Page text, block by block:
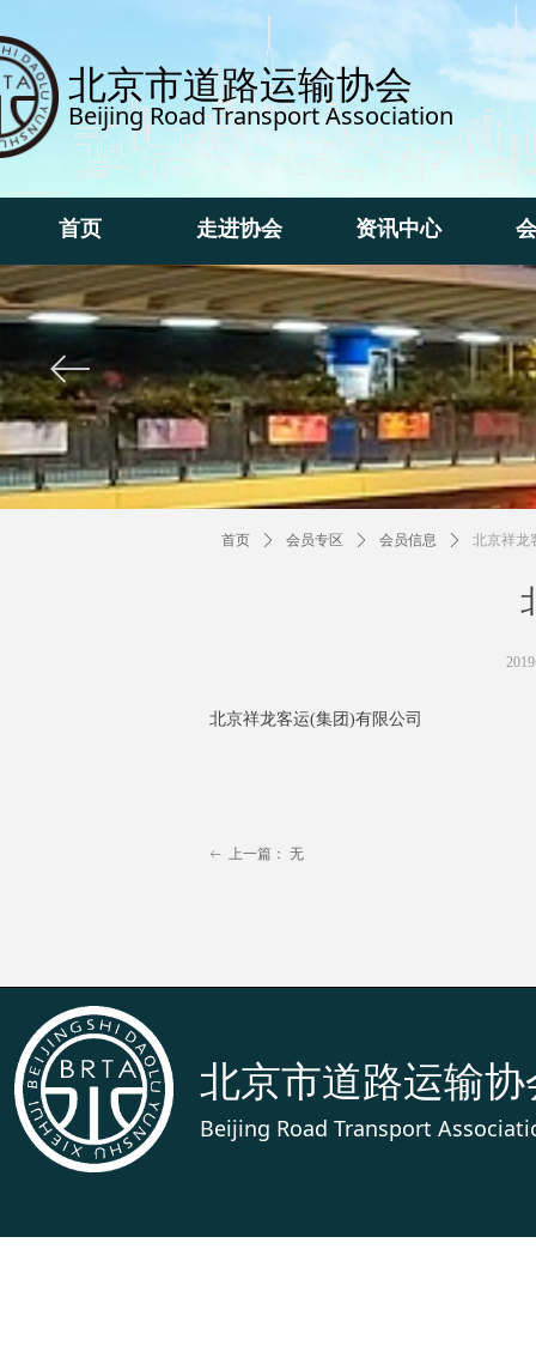
北京市道路运输协会
Beijing Road Transport Association
ꂃ
首页
首页
走进协会
走进协会
资讯中心
资讯中心
首页 ꄲ 会员专区 ꄲ 会员信息 ꄲ 北京祥龙
北京祥龙客运(集团)有限公司
ꂃ 上一篇： 无
北京市道路运输协
Beijing Road Transport